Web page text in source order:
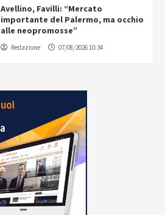
Avellino, Favilli: “Mercato
importante del Palermo, ma occhio
alle neopromosse”
Redazione 07/08/2026 10:34